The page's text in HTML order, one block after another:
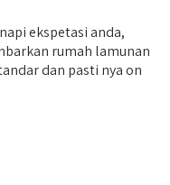
ekspetasi anda,
rumah lamunan
dan pasti nya on